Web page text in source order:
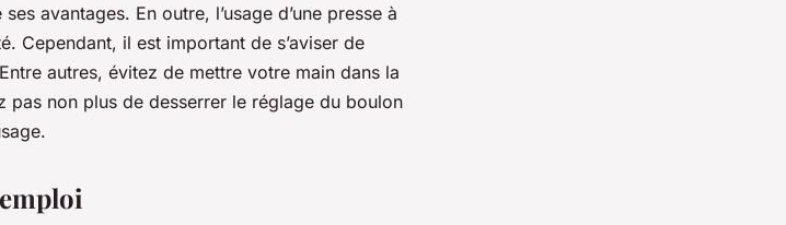
avantages. En outre, l’usage d’une presse à
Cependant, il est important de s’aviser de
autres, évitez de mettre votre main dans la
pas non plus de desserrer le réglage du boulon